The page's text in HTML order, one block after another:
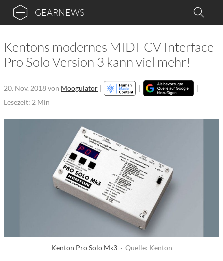
GEARNEWS
Kentons modernes MIDI-CV Interface
Pro Solo Version 3 kann viel mehr!
20. Nov. 2018von Moogulator | |
|
Lesezeit: 2 Min
Kenton Pro Solo Mk3 · Quelle: Kenton